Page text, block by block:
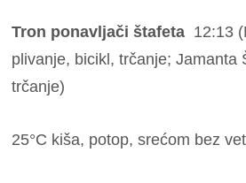
Tron ponavljači štafeta 12:13
plivanje, bicikl, trčanje; Jamanta
trčanje)
25°C kiša, potop, srećom bez